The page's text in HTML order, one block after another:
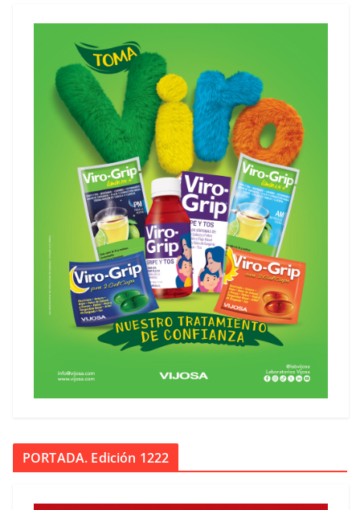
PORTADA. Edición 1222